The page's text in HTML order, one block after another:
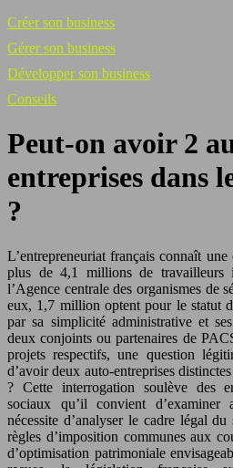
Créer son business
Gérer son business
Développer son business
Conseils
Peut-on avoir 2
entreprises dans
?
L’entrepreneuriat français connaît
plus de 4,1 millions de travailleurs
l’Agence centrale des organismes de
eux, 1,7 million optent pour le statut
par sa simplicité administrative et
deux conjoints ou partenaires de
projets respectifs, une question
d’avoir deux auto-entreprises
? Cette interrogation soulève des
sociaux qu’il convient d’examiner
nécessite d’analyser le cadre légal
règles d’imposition communes aux
d’optimisation patrimoniale